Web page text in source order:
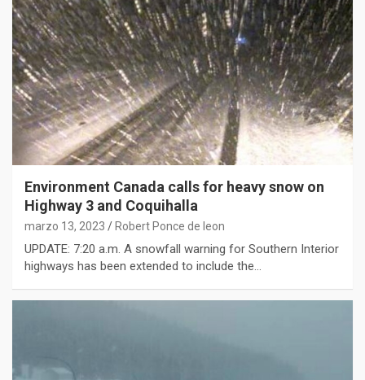
Environment Canada calls for heavy snow on
Highway 3 and Coquihalla
marzo 13, 2023 Robert Ponce de leon
UPDATE: 7:20 a.m. A snowfall warning for Southern Interior
highways has been extended to include the…